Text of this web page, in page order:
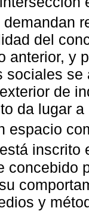
del
anterior, y
sociales
de
da lugar
espacio
inscrito
concebido
y